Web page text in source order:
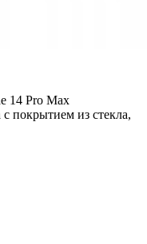
14 Pro Max
покрытием из стекла,